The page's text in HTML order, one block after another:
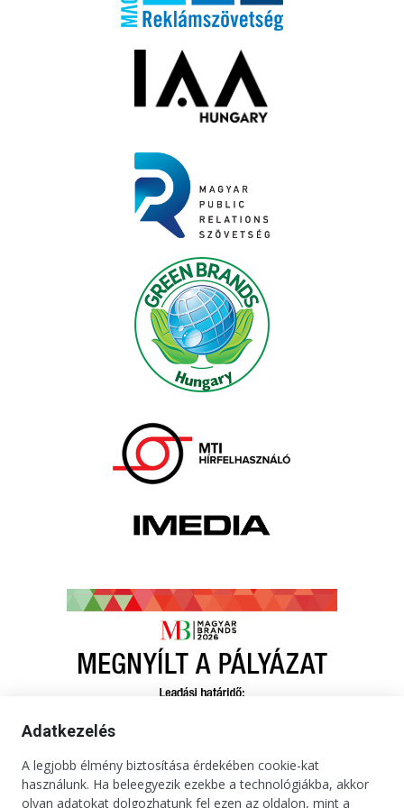
Adatkezelés
A legjobb élmény biztosítása érdekében cookie-kat
használunk. Ha beleegyezik ezekbe a technológiákba, akkor
olyan adatokat dolgozhatunk fel ezen az oldalon, mint a